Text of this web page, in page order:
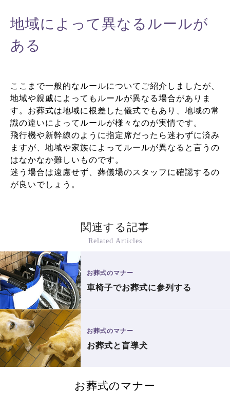
地域によって異なるルールが
ある
ここまで一般的なルールについてご紹介しましたが、
地域や親戚によってもルールが異なる場合がありま
す。お葬式は地域に根差した儀式でもあり、地域の常
識の違いによってルールが様々なのが実情です。
飛行機や新幹線のように指定席だったら迷わずに済み
ますが、地域や家族によってルールが異なると言うの
はなかなか難しいものです。
迷う場合は遠慮せず、葬儀場のスタッフに確認するの
が良いでしょう。
関連する記事
Related Articles
お葬式のマナー
車椅子でお葬式に参列する
お葬式のマナー
お葬式と盲導犬
お葬式のマナー